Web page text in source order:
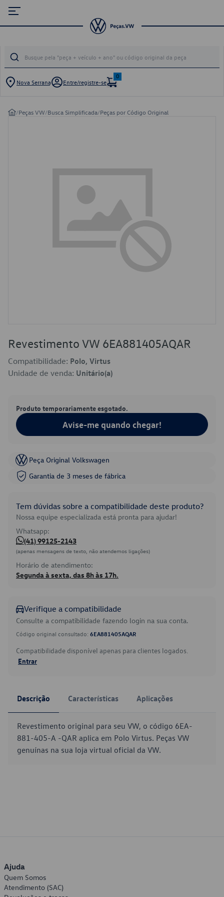
Nova Serrana Entre/registre-se
0
/Peças VW/Busca Simplificada/Peças por Código Original
Revestimento VW 6EA881405AQAR
Compatibilidade: Polo, Virtus
Unidade de venda: Unitário(a)
Produto temporariamente esgotado.
Avise-me quando chegar!
Peça Original Volkswagen
Garantia de 3 meses de fábrica
Tem dúvidas sobre a compatibilidade deste produto?
Nossa equipe especializada está pronta para ajudar!
Whatsapp:
(41) 99125-2143
(apenas mensagens de texto, não atendemos ligações)
Horário de atendimento:
Segunda à sexta, das 8h às 17h.
Verifique a compatibilidade
Consulte a compatibilidade fazendo login na sua conta.
Código original consultado: 6EA881405AQAR
Compatibilidade disponível apenas para clientes logados.
Entrar
Descrição Características Aplicações
Revestimento original para seu VW, o código 6EA-
881-405-A -QAR aplica em Polo Virtus. Peças VW
genuínas na sua loja virtual oficial da VW.
Ajuda
Quem Somos
Atendimento (SAC)